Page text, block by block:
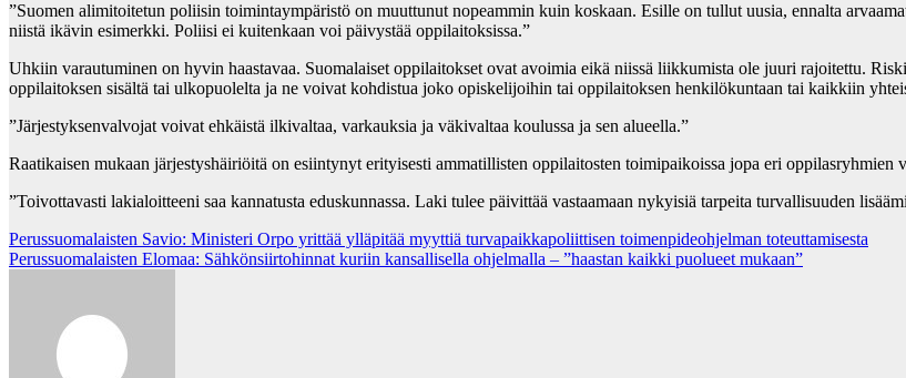
”Suomen alimitoitetun poliisin toimintaympäristö on muuttunut nopeammin kuin koskaan. Esille on tullut uusia, ennalta
niistä ikävin esimerkki. Poliisi ei kuitenkaan voi päivystää oppilaitoksissa.”
Uhkiin varautuminen on hyvin haastavaa. Suomalaiset oppilaitokset ovat avoimia eikä niissä liikkumista ole juuri rajoitettu.
oppilaitoksen sisältä tai ulkopuolelta ja ne voivat kohdistua joko opiskelijoihin tai oppilaitoksen henkilökuntaan tai kaikkiin
”Järjestyksenvalvojat voivat ehkäistä ilkivaltaa, varkauksia ja väkivaltaa koulussa ja sen alueella.”
Raatikaisen mukaan järjestyshäiriöitä on esiintynyt erityisesti ammatillisten oppilaitosten toimipaikoissa jopa eri oppilasryhmien
”Toivottavasti lakialoitteeni saa kannatusta eduskunnassa. Laki tulee päivittää vastaamaan nykyisiä tarpeita turvallisuuden
Post
navigation
Perussuomalaisten Savio: Ministeri Orpo yrittää ylläpitää myyttiä turvapaikkapoliittisen toimenpideohjelman toteuttamisesta
Perussuomalaisten Elomaa: Sähkönsiirtohinnat kuriin kansallisella ohjelmalla – ”haastan kaikki puolueet mukaan”